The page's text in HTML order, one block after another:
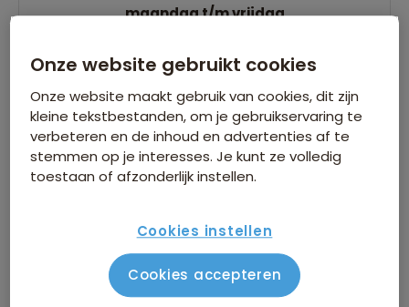
maandag t/m vrijdag
zaterdag: 10.00 tot 16.00 uur
Open WhatsApp
Chat
Weet jij dat je ook al je vragen kunt stellen aan
onze Reisexperts via onze chat.
Onze website gebruikt cookies
Onze website maakt gebruik van cookies, dit zijn
kleine tekstbestanden, om je gebruikservaring te
verbeteren en de inhoud en advertenties af te
stemmen op je interesses. Je kunt ze volledig
toestaan of afzonderlijk instellen.
Cookies instellen
Cookies accepteren